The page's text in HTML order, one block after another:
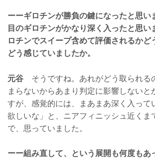
ーーギロチンが勝負の鍵になったと思い
目のギロチンがかなり深く入ったと思い
ロチンでスイープ含めて評価されるかど
どう感じていましたか。
元谷 そうですね。あれがどう取られる
まらないからあまり判定に影響しないと
すが、感覚的には、まあまあ深く入って
欲しいな」と、ニアフィニッシュ近くま
で、思っていました。
ーー組み直して、という展開も何度もあ